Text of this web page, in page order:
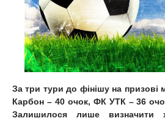
За три тури до фінішу на призові
Карбон – 40 очок, ФК УТК – 36
Залишилося лише визначити